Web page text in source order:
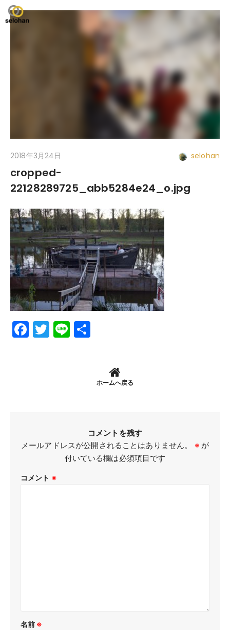
2018年3月24日 selohan
cropped-
22128289725_abb5284e24_o.jpg
Facebook
Twitter
Line
ホームへ戻る
コメントを残す
メールアドレスが公開されることはありません。
※が
付いている欄は必須項目です
コメント ※
名前 ※